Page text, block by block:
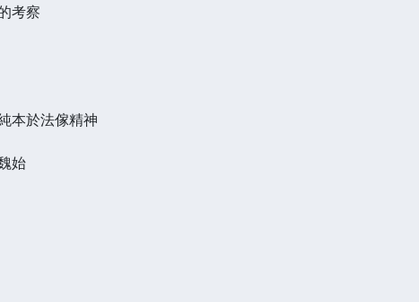
考察
本於法傢精神
始